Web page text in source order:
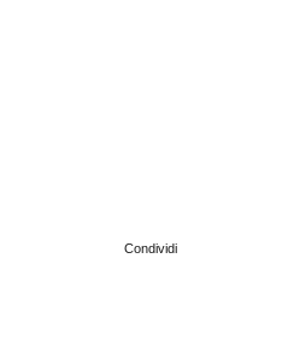
Condividi